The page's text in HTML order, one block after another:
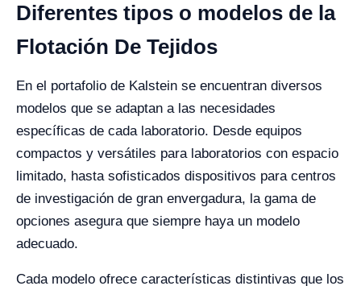
Diferentes tipos o modelos de la
Flotación De Tejidos
En el portafolio de Kalstein se encuentran diversos
modelos que se adaptan a las necesidades
específicas de cada laboratorio. Desde equipos
compactos y versátiles para laboratorios con espacio
limitado, hasta sofisticados dispositivos para centros
de investigación de gran envergadura, la gama de
opciones asegura que siempre haya un modelo
adecuado.
Cada modelo ofrece características distintivas que los